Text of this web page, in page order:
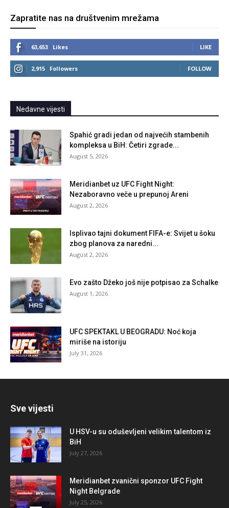
Zapratite nas na društvenim mrežama
63,653 Likes LIKE
2,915 Followers FOLLOW
Nedavne vijesti
Spahić gradi jedan od najvećih stambenih
kompleksa u BiH: Četiri zgrade...
August 5, 2026
Meridianbet uz UFC Fight Night:
Nezaboravno veče u prepunoj Areni
August 2, 2026
Isplivao tajni dokument FIFA-e: Svijet u šoku
zbog planova za naredni...
August 2, 2026
Evo zašto Džeko još nije potpisao za Schalke
August 1, 2026
UFC SPEKTAKL U BEOGRADU: Noć koja
miriše na istoriju
July 31, 2026
Sve vijesti
U HSV-u su oduševljeni velikim talentom iz
BiH
July 27, 2026
Meridianbet zvanični sponzor UFC Fight
Night Belgrade
July 25, 2026